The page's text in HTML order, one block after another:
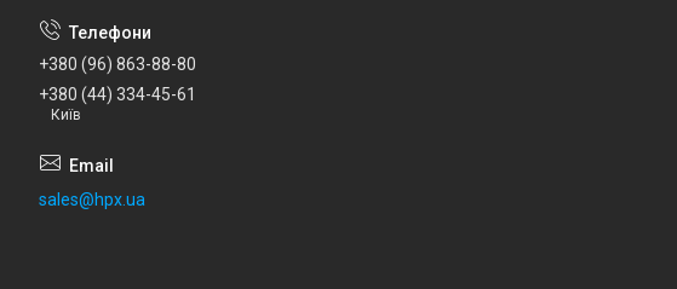
+380 (96) 863-88-80
+380 (44) 334-45-61
Київ
sales@hpx.ua